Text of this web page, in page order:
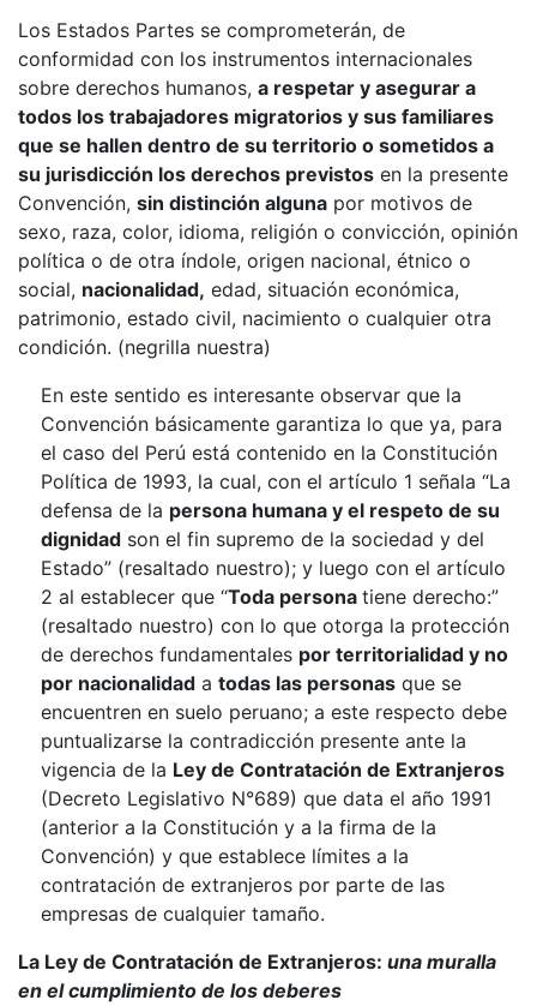
Los Estados Partes se comprometerán, de
conformidad con los instrumentos internacionales
sobre derechos humanos, a respetar y asegurar a
todos los trabajadores migratorios y sus familiares
que se hallen dentro de su territorio o sometidos a
su jurisdicción los derechos previstos en la presente
Convención, sin distinción alguna por motivos de
sexo, raza, color, idioma, religión o convicción, opinión
política o de otra índole, origen nacional, étnico o
social, nacionalidad, edad, situación económica,
patrimonio, estado civil, nacimiento o cualquier otra
condición. (negrilla nuestra)
En este sentido es interesante observar que la
Convención básicamente garantiza lo que ya, para
el caso del Perú está contenido en la Constitución
Política de 1993, la cual, con el artículo 1 señala “La
defensa de la persona humana y el respeto de su
dignidadson el fin supremo de la sociedad y del
Estado” (resaltado nuestro); y luego con el artículo
2 al establecer que “Toda persona tiene derecho:”
(resaltado nuestro) con lo que otorga la protección
de derechos fundamentales por territorialidad y no
por nacionalidada todas las personasque se
encuentren en suelo peruano; a este respecto debe
puntualizarse la contradicción presente ante la
vigencia de la Ley de Contratación de Extranjeros
(Decreto Legislativo N°689) que data el año 1991
(anterior a la Constitución y a la firma de la
Convención) y que establece límites a la
contratación de extranjeros por parte de las
empresas de cualquier tamaño.
La Ley de Contratación de Extranjeros: una muralla
en el cumplimiento de los deberes